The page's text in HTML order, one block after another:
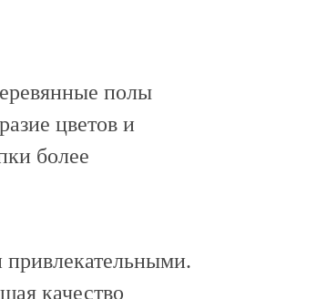
полы
цветов и
более
качество